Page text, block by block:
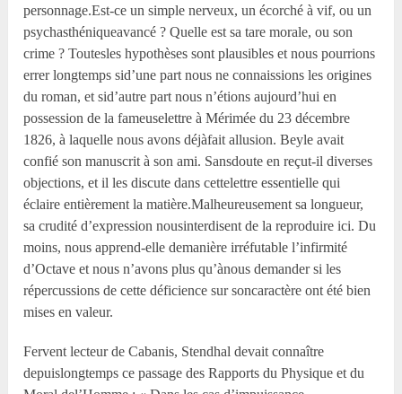
personnage.Est-ce un simple nerveux, un écorché à vif, ou un
psychasthéniqueavancé ? Quelle est sa tare morale, ou son
crime ? Toutesles hypothèses sont plausibles et nous pourrions
errer longtemps sid’une part nous ne connaissions les origines
du roman, et sid’autre part nous n’étions aujourd’hui en
possession de la fameuselettre à Mérimée du 23 décembre
1826, à laquelle nous avons déjàfait allusion. Beyle avait
confié son manuscrit à son ami. Sansdoute en reçut-il diverses
objections, et il les discute dans cettelettre essentielle qui
éclaire entièrement la matière.Malheureusement sa longueur,
sa crudité d’expression nousinterdisent de la reproduire ici. Du
moins, nous apprend-elle demanière irréfutable l’infirmité
d’Octave et nous n’avons plus qu’ànous demander si les
répercussions de cette déficience sur soncaractère ont été bien
mises en valeur.
Fervent lecteur de Cabanis, Stendhal devait connaître
depuislongtemps ce passage des Rapports du Physique et du